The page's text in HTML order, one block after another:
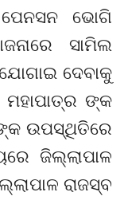
ଭୋଗି
ସାମିଲ
ଦେବାକୁ
ଙ୍କ
ଉପସ୍ଥିତିରେ
ଜିଲ୍ଲାପାଳ
ରାଜସ୍ବ